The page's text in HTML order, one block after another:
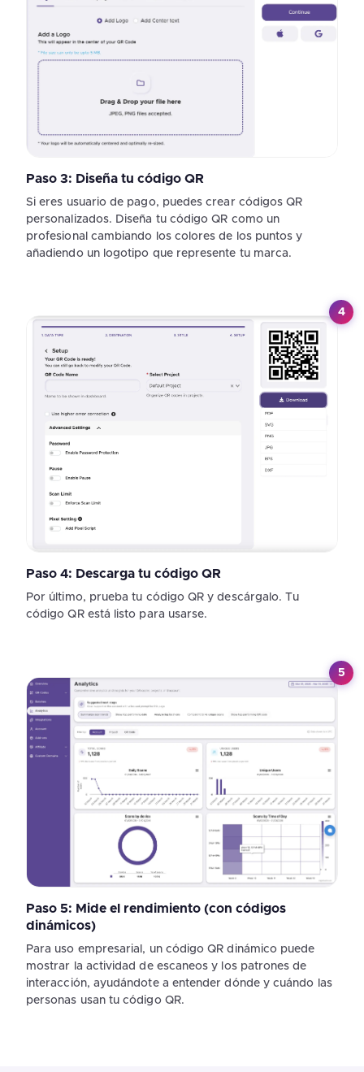
Paso 3: Diseña tu código QR
Si eres usuario de pago, puedes crear códigos QR
personalizados. Diseña tu código QR como un
profesional cambiando los colores de los puntos y
añadiendo un logotipo que represente tu marca.
4
Paso 4: Descarga tu código QR
Por último, prueba tu código QR y descárgalo. Tu
código QR está listo para usarse.
5
Paso 5: Mide el rendimiento (con códigos
dinámicos)
Para uso empresarial, un código QR dinámico puede
mostrar la actividad de escaneos y los patrones de
interacción, ayudándote a entender dónde y cuándo las
personas usan tu código QR.